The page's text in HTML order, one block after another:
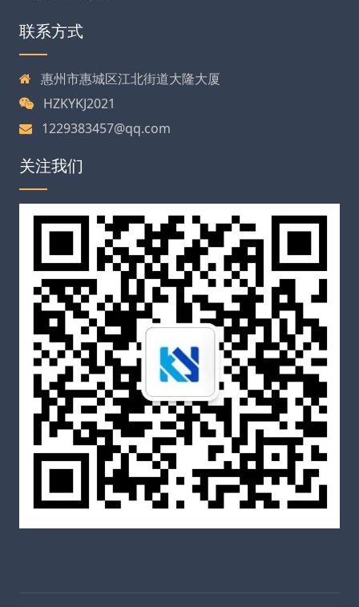
联系方式
惠州市惠城区江北街道大隆大厦
HZKYKJ2021
1229383457@qq.com
关注我们